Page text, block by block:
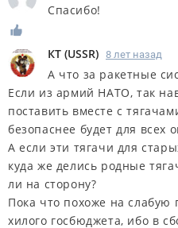
Спасибо!
КT (USSR) 8 лет назад
А что за ракетные
Если из армий НАТО, так
поставить вместе с
безопаснее будет для всех
А если эти тягачи для
куда же делись родные
ли на сторону?
Пока что похоже на слабую
хилого госбюджета, ибо в